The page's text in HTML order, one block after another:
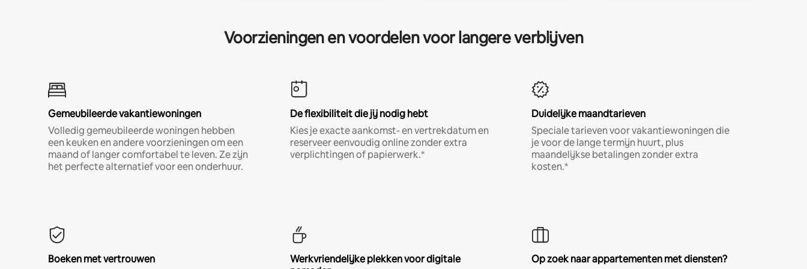
Voorzieningen en voordelen voor langere verblijven
Gemeubileerde vakantiewoningen
Volledig gemeubileerde woningen hebben
een keuken en andere voorzieningen om een
maand of langer comfortabel te leven. Ze zijn
het perfecte alternatief voor een onderhuur.
De flexibiliteit die jij nodig hebt
Kies je exacte aankomst- en vertrekdatum en
reserveer eenvoudig online zonder extra
verplichtingen of papierwerk.*
Duidelijke maandtarieven
Speciale tarieven voor vakantiewoningen die
je voor de lange termijn huurt, plus
maandelijkse betalingen zonder extra
kosten.*
Boeken met vertrouwen
Werkvriendelijke plekken voor digitale
Op zoek naar appartementen met diensten?